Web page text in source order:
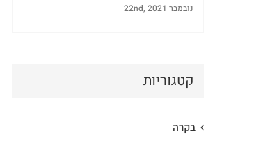
נובמבר 22nd, 2021
קטגוריות
בקרה